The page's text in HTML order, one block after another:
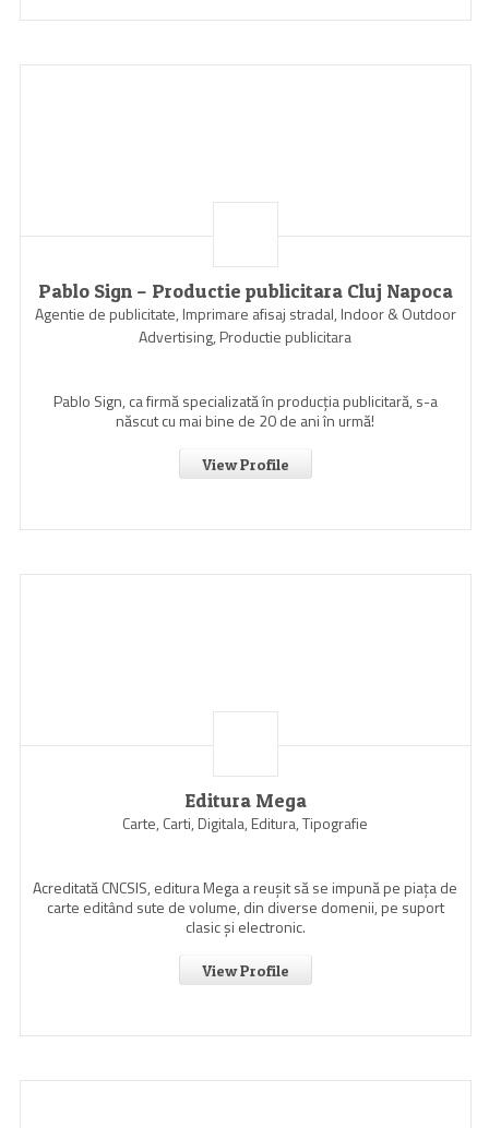
Pablo Sign – Productie publicitara Cluj Napoca
Agentie de publicitate, Imprimare afisaj stradal, Indoor & Outdoor
Advertising, Productie publicitara
Pablo Sign, ca firmă specializată în producția publicitară, s-a
născut cu mai bine de 20 de ani în urmă!
View Profile
Editura Mega
Carte, Carti, Digitala, Editura, Tipografie
Acreditată CNCSIS, editura Mega a reuşit să se impună pe piaţa de
carte editând sute de volume, din diverse domenii, pe suport
clasic şi electronic.
View Profile